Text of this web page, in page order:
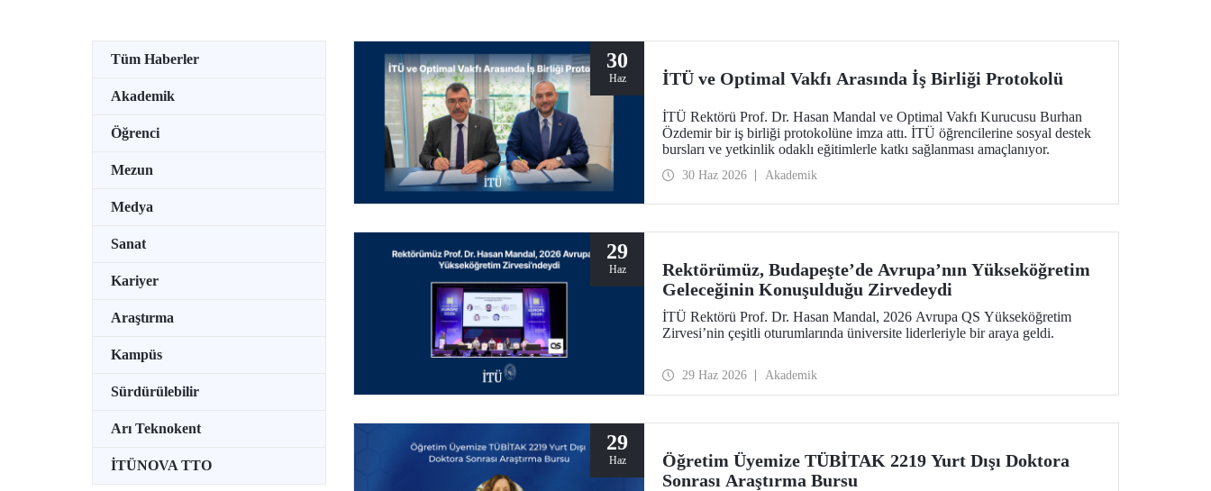
proje, TÜBİTAK 2515 – COST Aksiyon Üyeleri
desteklenmeye hak kazandı.
Tüm Haberler
Akademik
Öğrenci
Mezun
Medya
Sanat
Kariyer
Araştırma
Kampüs
Sürdürülebilir
Arı Teknokent
İTÜNOVA TTO
30
Haz İTÜ ve Optimal Vakfı Arasında İş Birliği Protokolü
İTÜ Rektörü Prof. Dr. Hasan Mandal ve Optimal Vakfı Kurucusu Burhan
Özdemir bir iş birliği protokolüne imza attı. İTÜ öğrencilerine sosyal destek
bursları ve yetkinlik odaklı eğitimlerle katkı sağlanması amaçlanıyor.
30 Haz 2026 Akademik
29
Haz
Rektörümüz, Budapeşte’de Avrupa’nın Yükseköğretim
Geleceğinin Konuşulduğu Zirvedeydi
İTÜ Rektörü Prof. Dr. Hasan Mandal, 2026 Avrupa QS Yükseköğretim
Zirvesi’nin çeşitli oturumlarında üniversite liderleriyle bir araya geldi.
29 Haz 2026 Akademik
29
Haz
Öğretim Üyemize TÜBİTAK 2219 Yurt Dışı Doktora
Sonrası Araştırma Bursu